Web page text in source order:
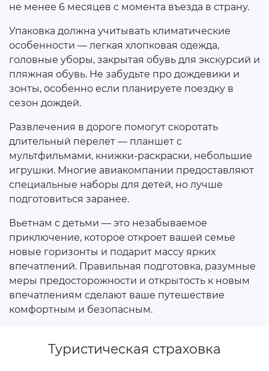
не менее 6 месяцев с момента въезда в страну.
Упаковка должна учитывать климатические
особенности — легкая хлопковая одежда,
головные уборы, закрытая обувь для экскурсий и
пляжная обувь. Не забудьте про дождевики и
зонты, особенно если планируете поездку в
сезон дождей.
Развлечения в дороге помогут скоротать
длительный перелет — планшет с
мультфильмами, книжки-раскраски, небольшие
игрушки. Многие авиакомпании предоставляют
специальные наборы для детей, но лучше
подготовиться заранее.
Вьетнам с детьми — это незабываемое
приключение, которое откроет вашей семье
новые горизонты и подарит массу ярких
впечатлений. Правильная подготовка, разумные
меры предосторожности и открытость к новым
впечатлениям сделают ваше путешествие
комфортным и безопасным.
Туристическая страховка